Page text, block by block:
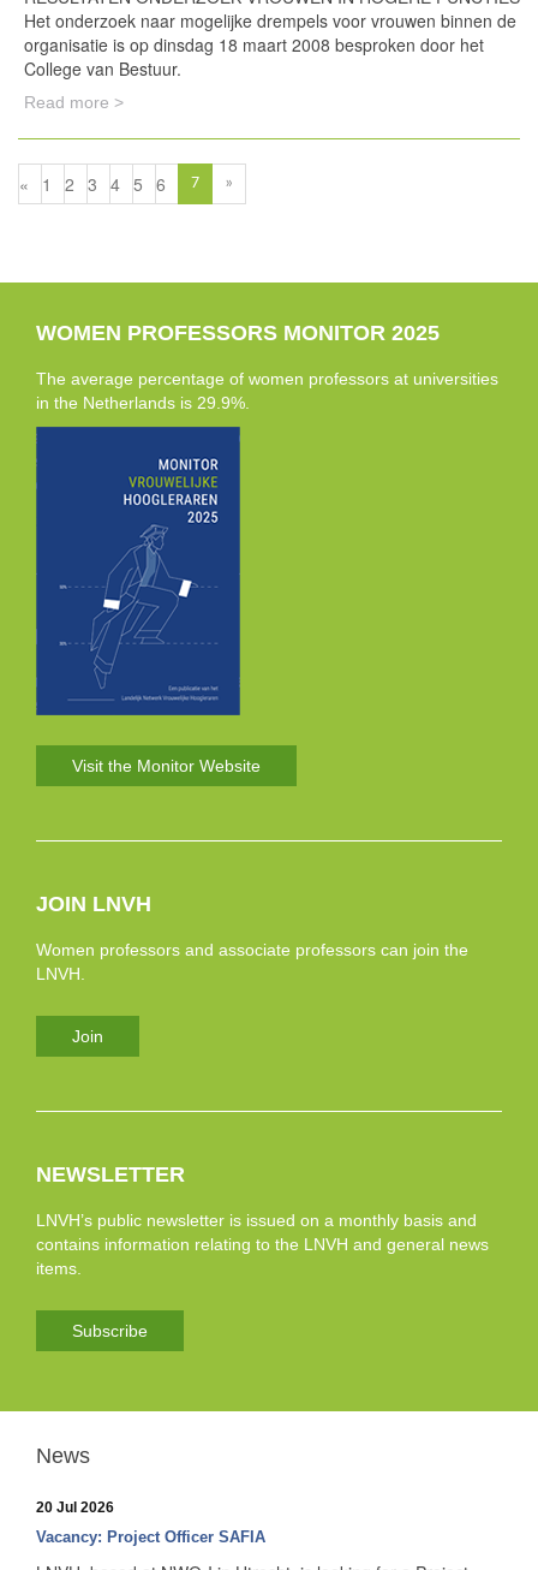
Het onderzoek naar mogelijke drempels voor vrouwen binnen de
organisatie is op dinsdag 18 maart 2008 besproken door het
College van Bestuur.
Read more >
« 1 2 3 4 5 6 7 »
WOMEN PROFESSORS MONITOR 2025
The average percentage of women professors at universities
in the Netherlands is 29.9%.
Visit the Monitor Website
JOIN LNVH
Women professors and associate professors can join the
LNVH.
Join
NEWSLETTER
LNVH’s public newsletter is issued on a monthly basis and
contains information relating to the LNVH and general news
items.
Subscribe
News
20 Jul 2026
Vacancy: Project Officer SAFIA